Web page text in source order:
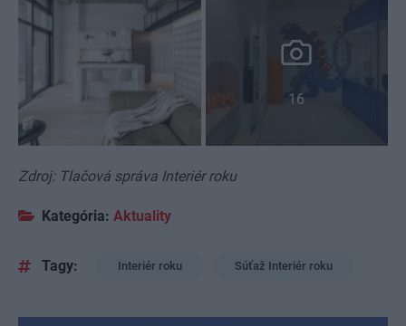
16
Zdroj: Tlačová správa Interiér roku
Kategória: Aktuality
Tagy: Interiér roku Súťaž Interiér roku